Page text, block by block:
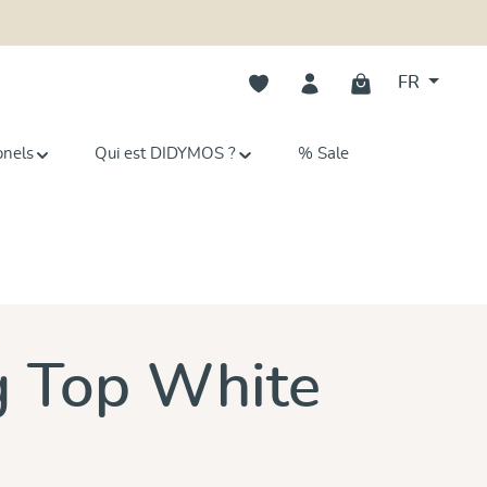
Vous avez 0 articles dans votre
FR
Qui est DIDYMOS ? % Sale
Top White